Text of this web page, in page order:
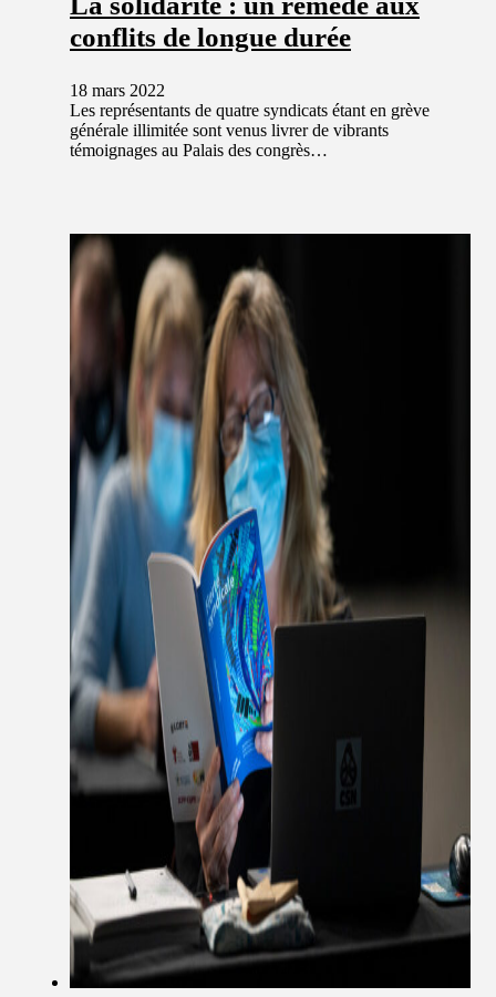
conflits de longue durée
18 mars 2022
Les représentants de quatre syndicats étant en grève
générale illimitée sont venus livrer de vibrants
témoignages au Palais des congrès…